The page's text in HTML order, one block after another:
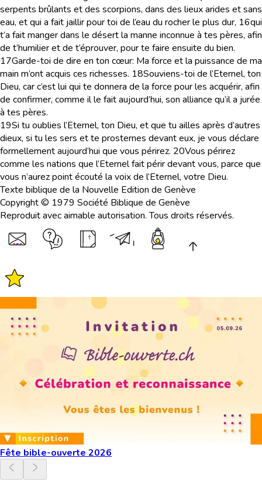
serpents brûlants et des scorpions, dans des lieux arides et sans
eau, et qui a fait jaillir pour toi de l’eau du rocher le plus dur, 16qui
t’a fait manger dans le désert la manne inconnue à tes pères, afin
de t’humilier et de t’éprouver, pour te faire ensuite du bien.
17Garde-toi de dire en ton cœur: Ma force et la puissance de ma
main m’ont acquis ces richesses. 18Souviens-toi de l’Eternel, ton
Dieu, car c’est lui qui te donnera de la force pour les acquérir, afin
de confirmer, comme il le fait aujourd’hui, son alliance qu’il a jurée
à tes pères.
19Si tu oublies l’Eternel, ton Dieu, et que tu ailles après d’autres
dieux, si tu les sers et te prosternes devant eux, je vous déclare
formellement aujourd’hui que vous périrez. 20Vous périrez
comme les nations que l’Eternel fait périr devant vous, parce que
vous n’aurez point écouté la voix de l’Eternel, votre Dieu.
Texte biblique de la Nouvelle Edition de Genève
Copyright © 1979 Société Biblique de Genève
Reproduit avec aimable autorisation. Tous droits réservés.
Fête bible-ouverte 2026